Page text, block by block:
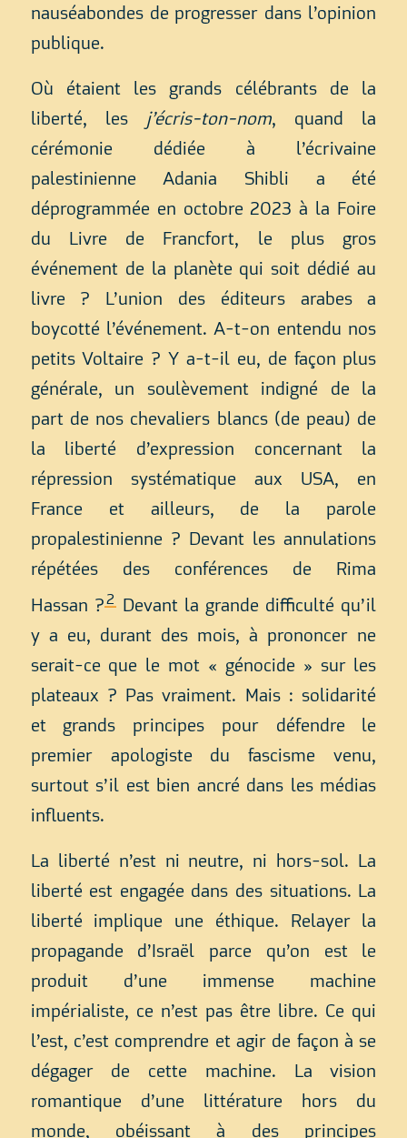
nauséabondes de progresser dans l’opinion
publique.
Où étaient les grands célébrants de la
liberté, les j’écris-ton-nom, quand la
cérémonie dédiée à l’écrivaine
palestinienne Adania Shibli a été
déprogrammée en octobre 2023 à la Foire
du Livre de Francfort, le plus gros
événement de la planète qui soit dédié au
livre ? L’union des éditeurs arabes a
boycotté l’événement. A-t-on entendu nos
petits Voltaire ? Y a-t-il eu, de façon plus
générale, un soulèvement indigné de la
part de nos chevaliers blancs (de peau) de
la liberté d’expression concernant la
répression systématique aux USA, en
France et ailleurs, de la parole
propalestinienne ? Devant les annulations
répétées des conférences de Rima
Hassan ?2Devant la grande difficulté qu’il
y a eu, durant des mois, à prononcer ne
serait-ce que le mot « génocide » sur les
plateaux ? Pas vraiment. Mais : solidarité
et grands principes pour défendre le
premier apologiste du fascisme venu,
surtout s’il est bien ancré dans les médias
influents.
La liberté n’est ni neutre, ni hors-sol. La
liberté est engagée dans des situations. La
liberté implique une éthique. Relayer la
propagande d’Israël parce qu’on est le
produit d’une immense machine
impérialiste, ce n’est pas être libre. Ce qui
l’est, c’est comprendre et agir de façon à se
dégager de cette machine. La vision
romantique d’une littérature hors du
monde, obéissant à des principes